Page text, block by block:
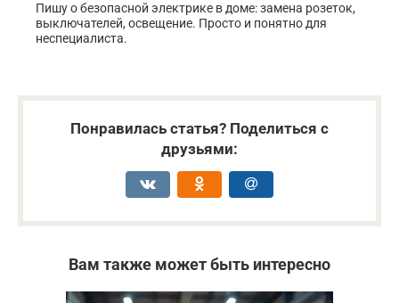
Пишу о безопасной электрике в доме: замена розеток,
выключателей, освещение. Просто и понятно для
неспециалиста.
Понравилась статья? Поделиться с
друзьями:
Вам также может быть интересно